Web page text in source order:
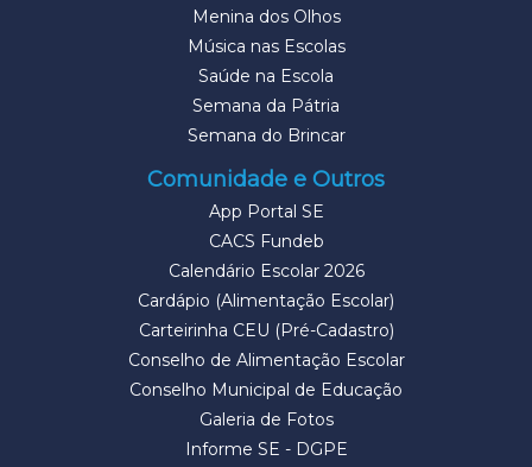
Menina dos Olhos
Música nas Escolas
Saúde na Escola
Semana da Pátria
Semana do Brincar
Comunidade e Outros
App Portal SE
CACS Fundeb
Calendário Escolar 2026
Cardápio (Alimentação Escolar)
Carteirinha CEU (Pré-Cadastro)
Conselho de Alimentação Escolar
Conselho Municipal de Educação
Galeria de Fotos
Informe SE - DGPE